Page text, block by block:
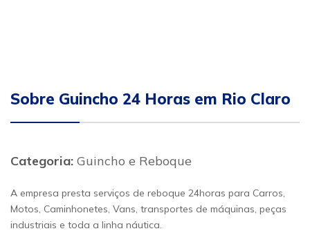
Sobre Guincho 24 Horas em Rio Claro
Categoria: Guincho e Reboque
A empresa presta serviços de reboque 24horas para Carros,
Motos, Caminhonetes, Vans, transportes de máquinas, peças
industriais e toda a linha náutica.